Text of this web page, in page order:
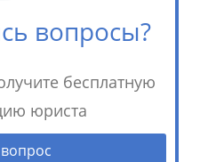
вопросы?
бесплатную
юриста